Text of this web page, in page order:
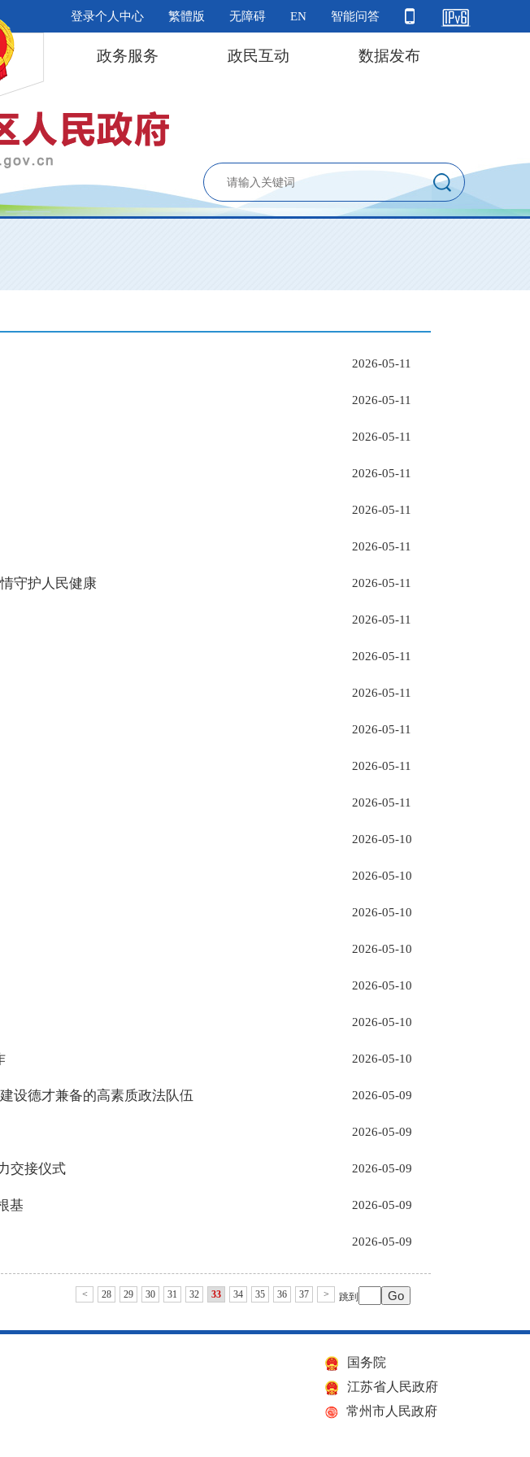
登录个人中心 繁體版 无障碍 EN 智能问答
政务服务 政民互动 数据发布
2026-05-11
2026-05-11
2026-05-11
2026-05-11
2026-05-11
2026-05-11
守护人民健康 2026-05-11
2026-05-11
2026-05-11
2026-05-11
2026-05-11
2026-05-11
2026-05-11
2026-05-10
2026-05-10
2026-05-10
2026-05-10
2026-05-10
2026-05-10
2026-05-10
设德才兼备的高素质政法队伍 2026-05-09
2026-05-09
交接仪式 2026-05-09
基 2026-05-09
2026-05-09
< 28 29 30 31 32 33 34 35 36 37 > 跳到
国务院
江苏省人民政府
常州市人民政府